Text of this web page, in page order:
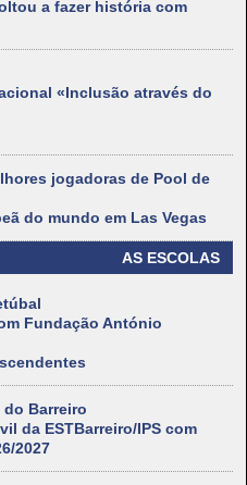
a fazer história com
«Inclusão através do
jogadoras de Pool de
do mundo em Las Vegas
AS ESCOLAS
Fundação António
Barreiro
da ESTBarreiro/IPS com
2027